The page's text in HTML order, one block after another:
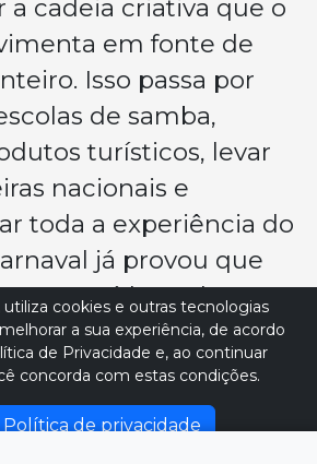
a cadeia criativa que o
em fonte de
Isso passa por
de samba,
turísticos, levar
nacionais e
toda a experiência do
já provou que
Agora, é hora de
o Brasil.”
essa parceria é a
criativa como motor de
utiliza cookies e outras tecnologias
a sua experiência, de acordo
de Privacidade e, ao continuar
concorda com estas condições.
Política de privacidade